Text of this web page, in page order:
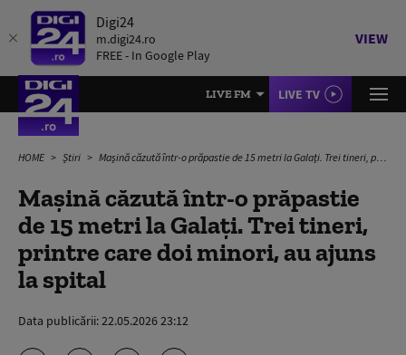
Digi24
m.digi24.ro
FREE - In Google Play
VIEW
LIVE FM LIVE TV
HOME Știri Mașină căzută într-o prăpastie de 15 metri la Galați. Trei tineri, printre care doi minori, au ajuns la spital
Mașină căzută într-o prăpastie
de 15 metri la Galați. Trei tineri,
printre care doi minori, au ajuns
la spital
Data publicării:22.05.2026 23:12